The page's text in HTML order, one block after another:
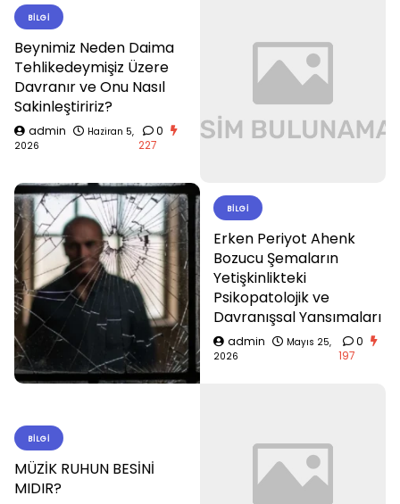
BILGI
Beynimiz Neden Daima
Tehlikedeymişiz Üzere
Davranır ve Onu Nasıl
Sakinleştiririz?
admin
Haziran 5,
2026
0
227
BILGI
Erken Periyot Ahenk
Bozucu Şemaların
Yetişkinlikteki
Psikopatolojik ve
Davranışsal Yansımaları
admin
Mayıs 25,
2026
0
197
BILGI
MÜZİK RUHUN BESİNİ
MIDIR?